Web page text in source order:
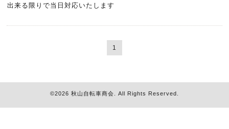
出来る限りで当日対応いたします
1
©2026 秋山自転車商会 . All Rights Reserved.